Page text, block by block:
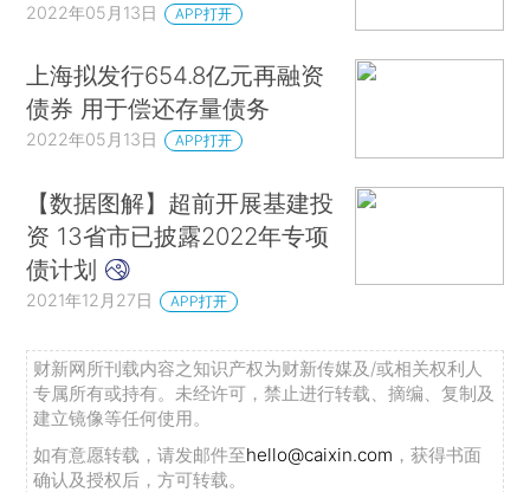
2022年05月13日 APP打开
上海拟发行654.8亿元再融资
债券 用于偿还存量债务
2022年05月13日 APP打开
【数据图解】超前开展基建投
资 13省市已披露2022年专项
债计划
2021年12月27日 APP打开
财新网所刊载内容之知识产权为财新传媒及/或相关权利人
专属所有或持有。未经许可，禁止进行转载、摘编、复制及
建立镜像等任何使用。
如有意愿转载，请发邮件至hello@caixin.com ，获得书面
确认及授权后，方可转载。